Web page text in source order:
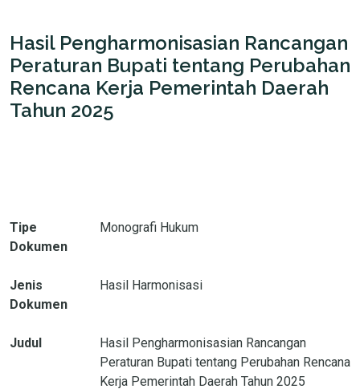
Hasil Pengharmonisasian Rancangan
Peraturan Bupati tentang Perubahan
Rencana Kerja Pemerintah Daerah
Tahun 2025
Tipe
Dokumen
Monografi Hukum
Jenis
Dokumen
Hasil Harmonisasi
Judul
Hasil Pengharmonisasian Rancangan
Peraturan Bupati tentang Perubahan Rencana
Kerja Pemerintah Daerah Tahun 2025